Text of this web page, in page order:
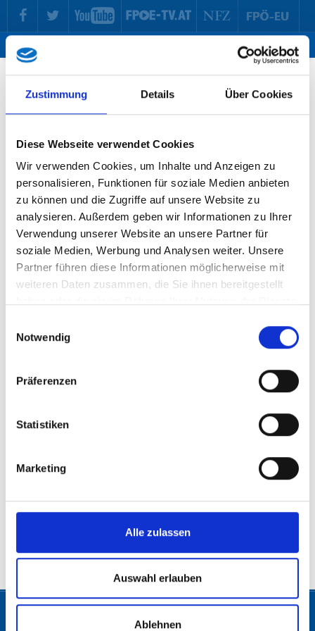
Zustimmung Details Über Cookies
Diese Webseite verwendet Cookies
Wir verwenden Cookies, um Inhalte und Anzeigen zu
personalisieren, Funktionen für soziale Medien anbieten
zu können und die Zugriffe auf unsere Website zu
analysieren. Außerdem geben wir Informationen zu Ihrer
Verwendung unserer Website an unsere Partner für
soziale Medien, Werbung und Analysen weiter. Unsere
Partner führen diese Informationen möglicherweise mit
weiteren Daten zusammen, die Sie ihnen bereitgestellt
Notwendig
Präferenzen
Statistiken
Marketing
Alle zulassen
Auswahl erlauben
Ablehnen
zur Hauptnavigation springen
zum Inhalt springen
Parlamentsklub
Tirol.
Peter Wurm
stv. Klubobmann | Konsumentenschutzsprecher
Dr. Barbara Kolm
Nationalratsabgeordnete | Wirtschaftssprecherin
Nationalratsabgeordneter | Tourismussprecher
© 2026 Freiheitliche Partei Österreichs. Alle Rechte vorbehalten.